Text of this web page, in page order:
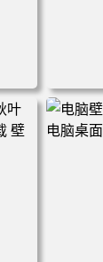
童
壁
电脑壁
脑桌面